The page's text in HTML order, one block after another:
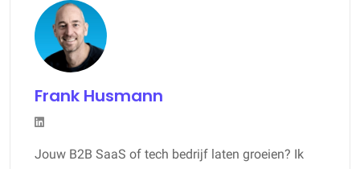
Frank Husmann
Jouw B2B SaaS of tech bedrijf laten groeien? Ik